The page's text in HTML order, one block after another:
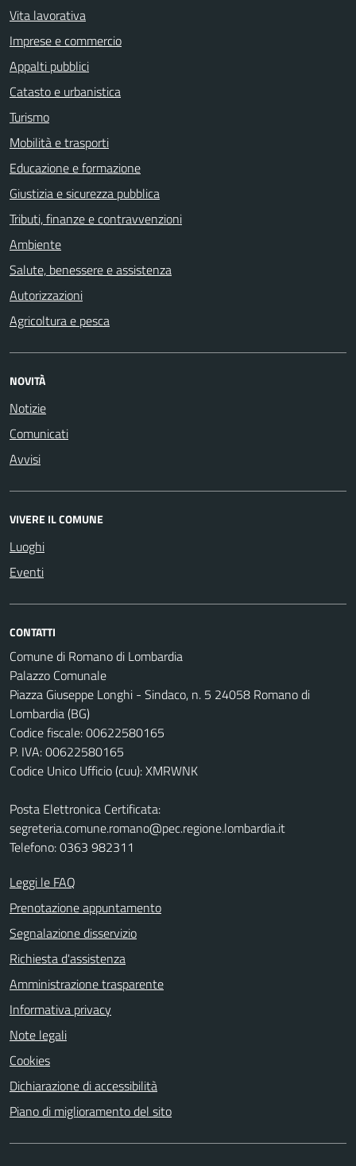
Vita lavorativa
Imprese e commercio
Appalti pubblici
Catasto e urbanistica
Turismo
Mobilità e trasporti
Educazione e formazione
Giustizia e sicurezza pubblica
Tributi, finanze e contravvenzioni
Ambiente
Salute, benessere e assistenza
Autorizzazioni
Agricoltura e pesca
NOVITÀ
Notizie
Comunicati
Avvisi
VIVERE IL COMUNE
Luoghi
Eventi
CONTATTI
Comune di Romano di Lombardia
Palazzo Comunale
Piazza Giuseppe Longhi - Sindaco, n. 5 24058 Romano di
Lombardia (BG)
Codice fiscale: 00622580165
P. IVA: 00622580165
Codice Unico Ufficio (cuu): XMRWNK
Posta Elettronica Certificata:
segreteria.comune.romano@pec.regione.lombardia.it
Telefono: 0363 982311
Leggi le FAQ
Prenotazione appuntamento
Segnalazione disservizio
Richiesta d'assistenza
Amministrazione trasparente
Informativa privacy
Note legali
Cookies
Dichiarazione di accessibilità
Piano di miglioramento del sito